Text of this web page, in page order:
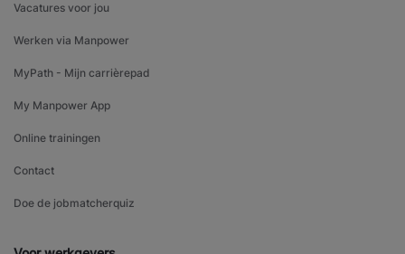
Vacatures voor jou
Werken via Manpower
MyPath - Mijn carrièrepad
My Manpower App
Online trainingen
Contact
Doe de jobmatcherquiz